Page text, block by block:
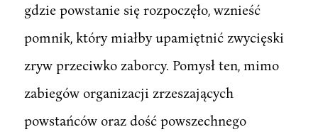
gdzie powstanie się rozpoczęło, wznieść
pomnik, który miałby upamiętnić zwycięski
zryw przeciwko zaborcy. Pomysł ten, mimo
zabiegów organizacji zrzeszających
powstańców oraz dość powszechnego